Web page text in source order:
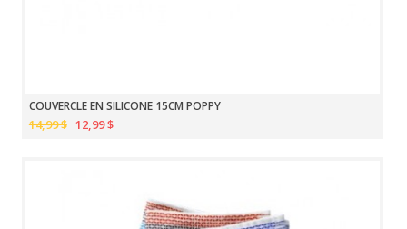
COUVERCLE EN SILICONE 15CM POPPY
14,99 $ 12,99 $